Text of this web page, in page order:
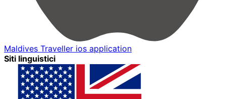
Maldives Traveller ios application
Siti linguistici